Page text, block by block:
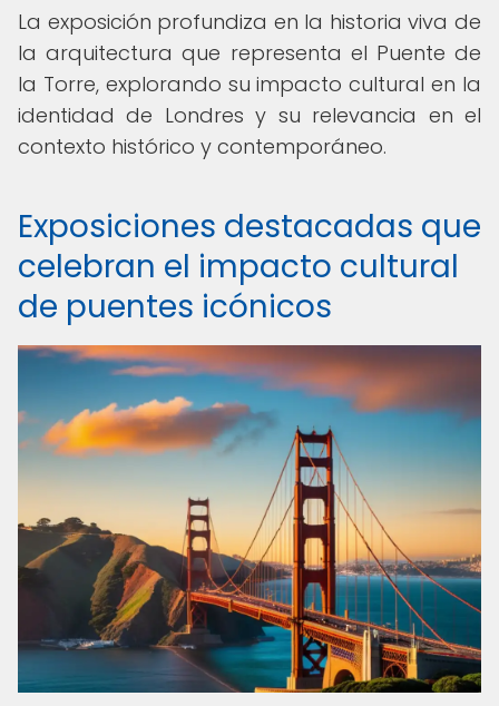
La exposición profundiza en la historia viva de
la arquitectura que representa el Puente de
la Torre, explorando su impacto cultural en la
identidad de Londres y su relevancia en el
contexto histórico y contemporáneo.
Exposiciones destacadas que
celebran el impacto cultural
de puentes icónicos